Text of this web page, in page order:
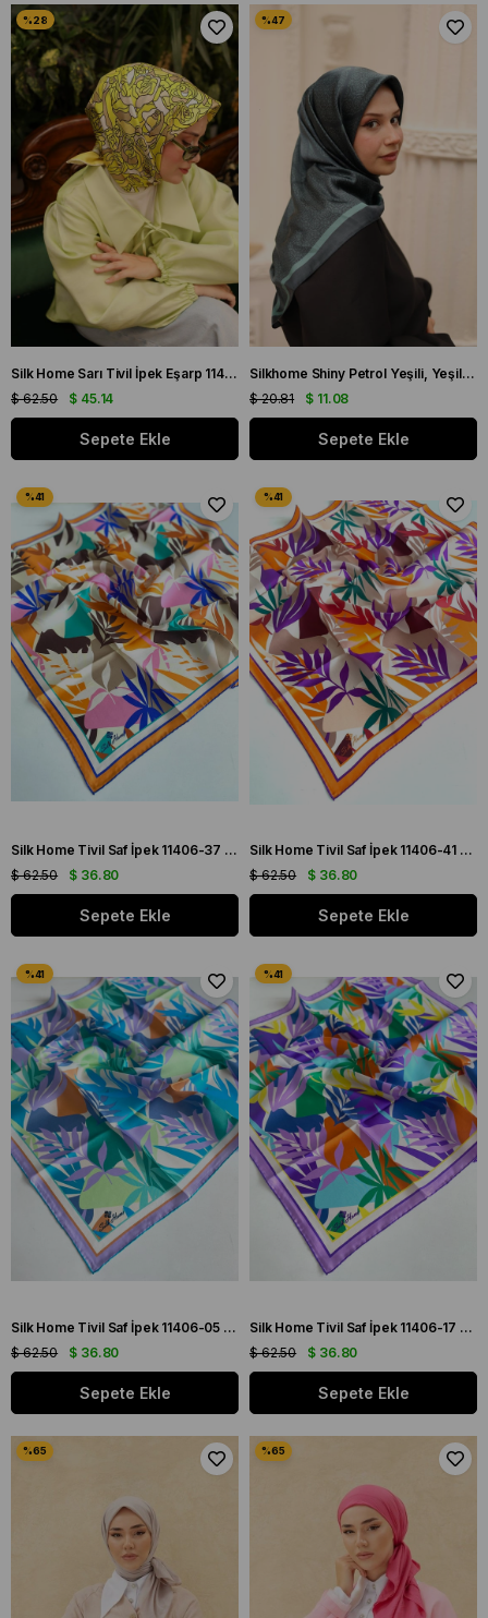
Silk Home Sarı Tivil İpek Eşarp 11434-03 Çiçek Desen
$ 45.14
$ 62.50
Sepete Ekle
Silkhome Shiny Petrol Yeşili, Yeşil Işıltılı Eşarp IST 75002 - 07
$ 11.08
$ 20.81
Sepete Ekle
Silk Home Tivil Saf İpek 11406-37 Mavi Karışık Desen
$ 36.80
$ 62.50
Sepete Ekle
Silk Home Tivil Saf İpek 11406-41 Turuncu Karışık Desen
$ 36.80
$ 62.50
Sepete Ekle
Silk Home Tivil Saf İpek 11406-05 Lila Karışık Desen
$ 36.80
$ 62.50
Sepete Ekle
Silk Home Tivil Saf İpek 11406-17 Mor Karışık Desen
$ 36.80
$ 62.50
Sepete Ekle